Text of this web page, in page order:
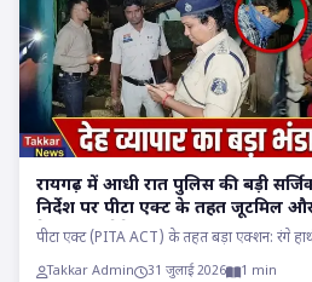
रायगढ़ में आधी रात पुलिस की बड़ी
निर्देश पर पीटा एक्ट के तहत जूटमिल
देह व्यापार रैकेट का भंडाफोड़!!
पीटा एक्ट (PITA ACT) के तहत बड़ा एक्शन: रंगे
Takkar Admin 31 जुलाई 2026 1 min